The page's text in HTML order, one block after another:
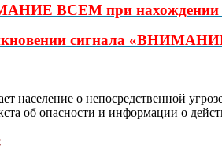
ВСЕМ при нахождении
сигнала
население о непосредственной
об опасности и информации о